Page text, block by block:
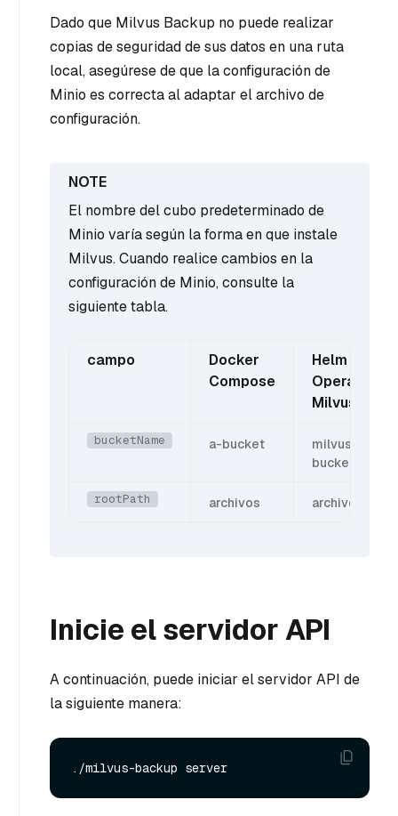
Dado que Milvus Backup no puede realizar
copias de seguridad de sus datos en una ruta
local, asegúrese de que la configuración de
Minio es correcta al adaptar el archivo de
configuración.
El nombre del cubo predeterminado de
Minio varía según la forma en que instale
Milvus. Cuando realice cambios en la
configuración de Minio, consulte la
siguiente tabla.
campo
Docker
Compose
Helm /
Operador
Milvus
bucketName a-bucket
milvus-
bucket
rootPath archivos archivo
Inicie el servidor API
A continuación, puede iniciar el servidor API de
la siguiente manera: